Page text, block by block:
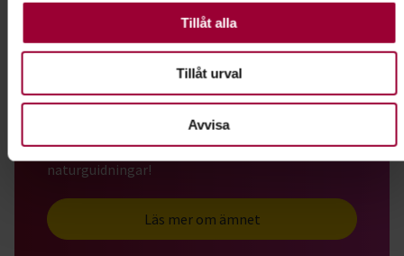
Tillåt alla
Tillåt urval
Avvisa
Följ med på utflykt
Överallt finns det saker att upptäcka. Det kan vara
i storstaden, på landet, i villakvarteret, i skogen
eller i stadsparken. Häng med på någon av våra
naturguidningar!
Läs mer om ämnet